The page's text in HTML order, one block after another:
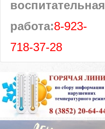
воспитательная
работа:8-923-
718-37-28